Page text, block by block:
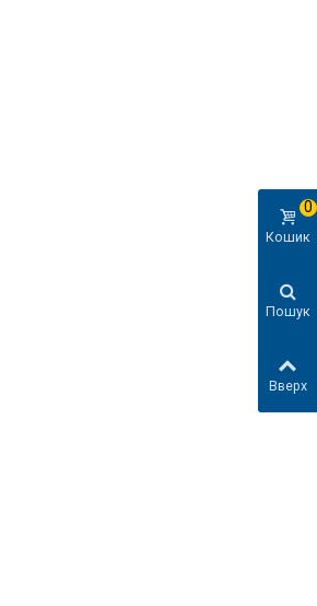
Кошик
0
Пошук
Вверх